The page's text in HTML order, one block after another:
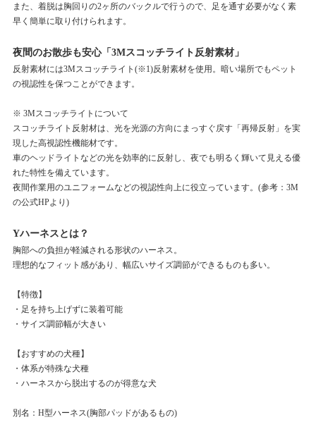
また、着脱は胸回りの2ヶ所のバックルで行うので、足を通す必要がなく素
早く簡単に取り付けられます。
夜間のお散歩も安心「3Mスコッチライト反射素材」
反射素材には3Mスコッチライト(※1)反射素材を使用。暗い場所でもペット
の視認性を保つことができます。
※ 3Mスコッチライトについて
スコッチライト反射材は、光を光源の方向にまっすぐ戻す「再帰反射」を実
現した高視認性機能材です。
車のヘッドライトなどの光を効率的に反射し、夜でも明るく輝いて見える優
れた特性を備えています。
夜間作業用のユニフォームなどの視認性向上に役立っています。(参考：3M
の公式HPより)
Yハーネスとは？
胸部への負担が軽減される形状のハーネス。
理想的なフィット感があり、幅広いサイズ調節ができるものも多い。
【特徴】
・足を持ち上げずに装着可能
・サイズ調節幅が大きい
【おすすめの犬種】
・体系が特殊な犬種
・ハーネスから脱出するのが得意な犬
別名：H型ハーネス(胸部パッドがあるもの)